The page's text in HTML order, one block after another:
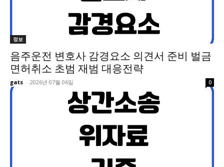
정보
음주운전 변호사 감경요소 의견서 준비 벌금
면허취소 초범 재범 대응전략
gats - 2026년 07월 06일 0